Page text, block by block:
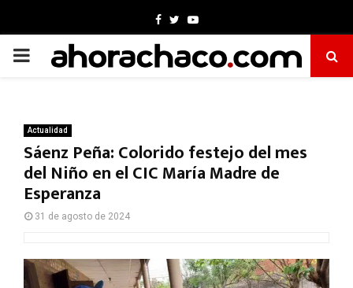
Facebook
TwitterYoutube
PRIMARY
Actualidad
Sáenz Peña: Colorido festejo del mes
del Niño en el CIC María Madre de
Esperanza
31 de agosto de 2024